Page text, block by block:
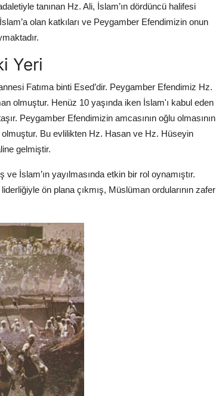
tanınan Hz. Ali, İslam’ın dördüncü halifesi
olan katkıları ve Peygamber Efendimizin onun
Yeri
Fatıma binti Esed’dir. Peygamber Efendimiz Hz.
olmuştur. Henüz 10 yaşında iken İslam'ı kabul eden
Peygamber Efendimizin amcasının oğlu olmasının
olmuştur. Bu evlilikten Hz. Hasan ve Hz. Hüseyin
gelmiştir.
İslam’ın yayılmasında etkin bir rol oynamıştır.
ön plana çıkmış, Müslüman ordularının zafer